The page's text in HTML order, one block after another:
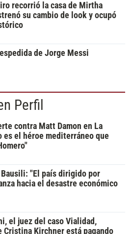
recorrió la casa de Mirtha
su cambio de look y ocupó
de Jorge Messi
Perfil
contra Matt Damon en La
es el héroe mediterráneo que
Bausili: "El país dirigido por
hacia el desastre económico
el juez del caso Vialidad,
Cristina Kirchner está pagando